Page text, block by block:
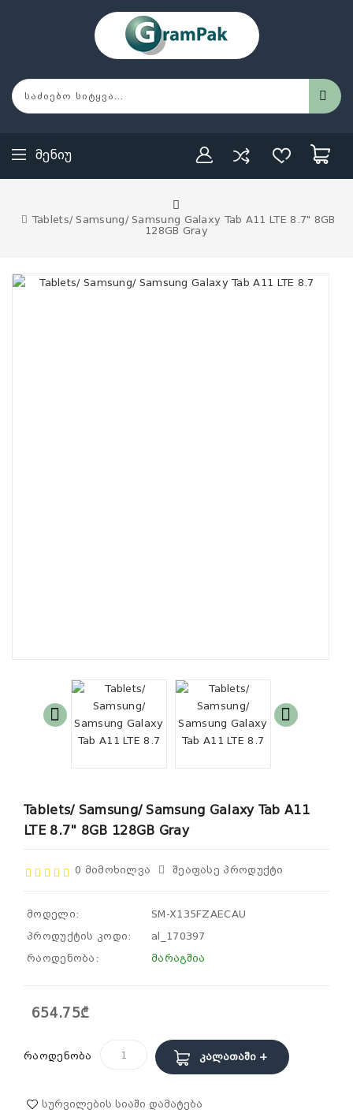
Მენიუ
Tablets/ Samsung/ Samsung Galaxy Tab A11 LTE 8.7" 8GB
128GB Gray
Tablets/ Samsung/ Samsung Galaxy Tab A11
LTE 8.7" 8GB 128GB Gray
0 Მიმოხილვა Შეაფასე Პროდუქტი
მოდელი:
SM-X135FZAECAU
პროდუქტის კოდი:
al_170397
რაოდენობა:
მარაგშია
654.75₾
რაოდენობა Კალათაში +
Სურვილების Სიაში Დამატება